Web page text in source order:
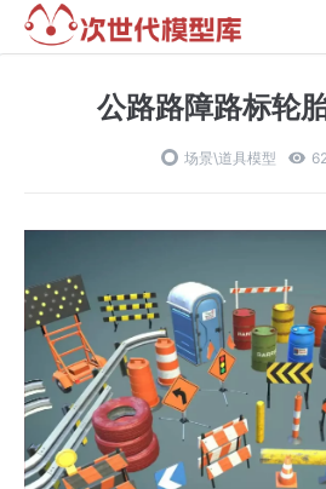
公路路障路标轮
场景\道具模型